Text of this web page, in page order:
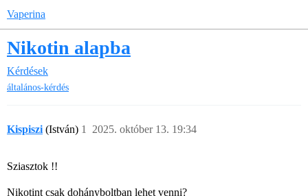
Vaperina
Nikotin alapba
Kérdések
általános-kérdés
Kispiszi (István) 2025. október 13. 19:34
1
Sziasztok !!
Nikotint csak dohányboltban lehet venni?